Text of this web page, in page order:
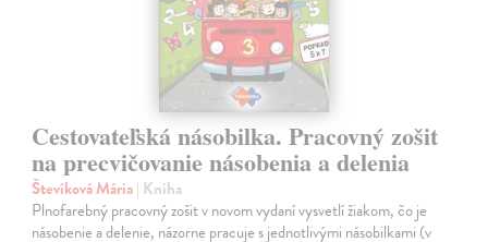
Cestovateľská násobilka. Pracovný zošit
na precvičovanie násobenia a delenia
Števíková Mária| Kniha
Plnofarebný pracovný zošit v novom vydaní vysvetlí žiakom, čo je
násobenie a delenie, názorne pracuje s jednotlivými násobilkami (v